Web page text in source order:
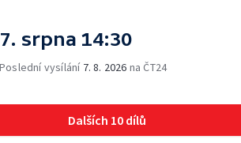
7. srpna 14:30
Poslední vysílání 7. 8. 2026 na ČT24
Dalších 10 dílů